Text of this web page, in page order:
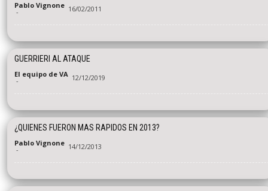
Pablo Vignone
- 16/02/2011
GUERRIERI AL ATAQUE
El equipo de VA
- 12/12/2019
¿QUIENES FUERON MAS RAPIDOS EN 2013?
Pablo Vignone
- 14/12/2013